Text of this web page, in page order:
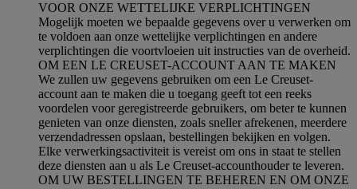
VOOR ONZE WETTELIJKE VERPLICHTINGEN
Mogelijk moeten we bepaalde gegevens over u verwerken om
te voldoen aan onze wettelijke verplichtingen en andere
verplichtingen die voortvloeien uit instructies van de overheid.
OM EEN LE CREUSET-ACCOUNT AAN TE MAKEN
We zullen uw gegevens gebruiken om een Le Creuset-
account aan te maken die u toegang geeft tot een reeks
voordelen voor geregistreerde gebruikers, om beter te kunnen
genieten van onze diensten, zoals sneller afrekenen, meerdere
verzendadressen opslaan, bestellingen bekijken en volgen.
Elke verwerkingsactiviteit is vereist om ons in staat te stellen
deze diensten aan u als Le Creuset-accounthouder te leveren.
OM UW BESTELLINGEN TE BEHEREN EN OM ONZE